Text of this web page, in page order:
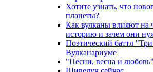
Хотите узнать, что
планеты?
Как вулканы влияют на
историю и зачем они
Поэтический баттл
Вулканариуме
"Песни, весна и любовь"